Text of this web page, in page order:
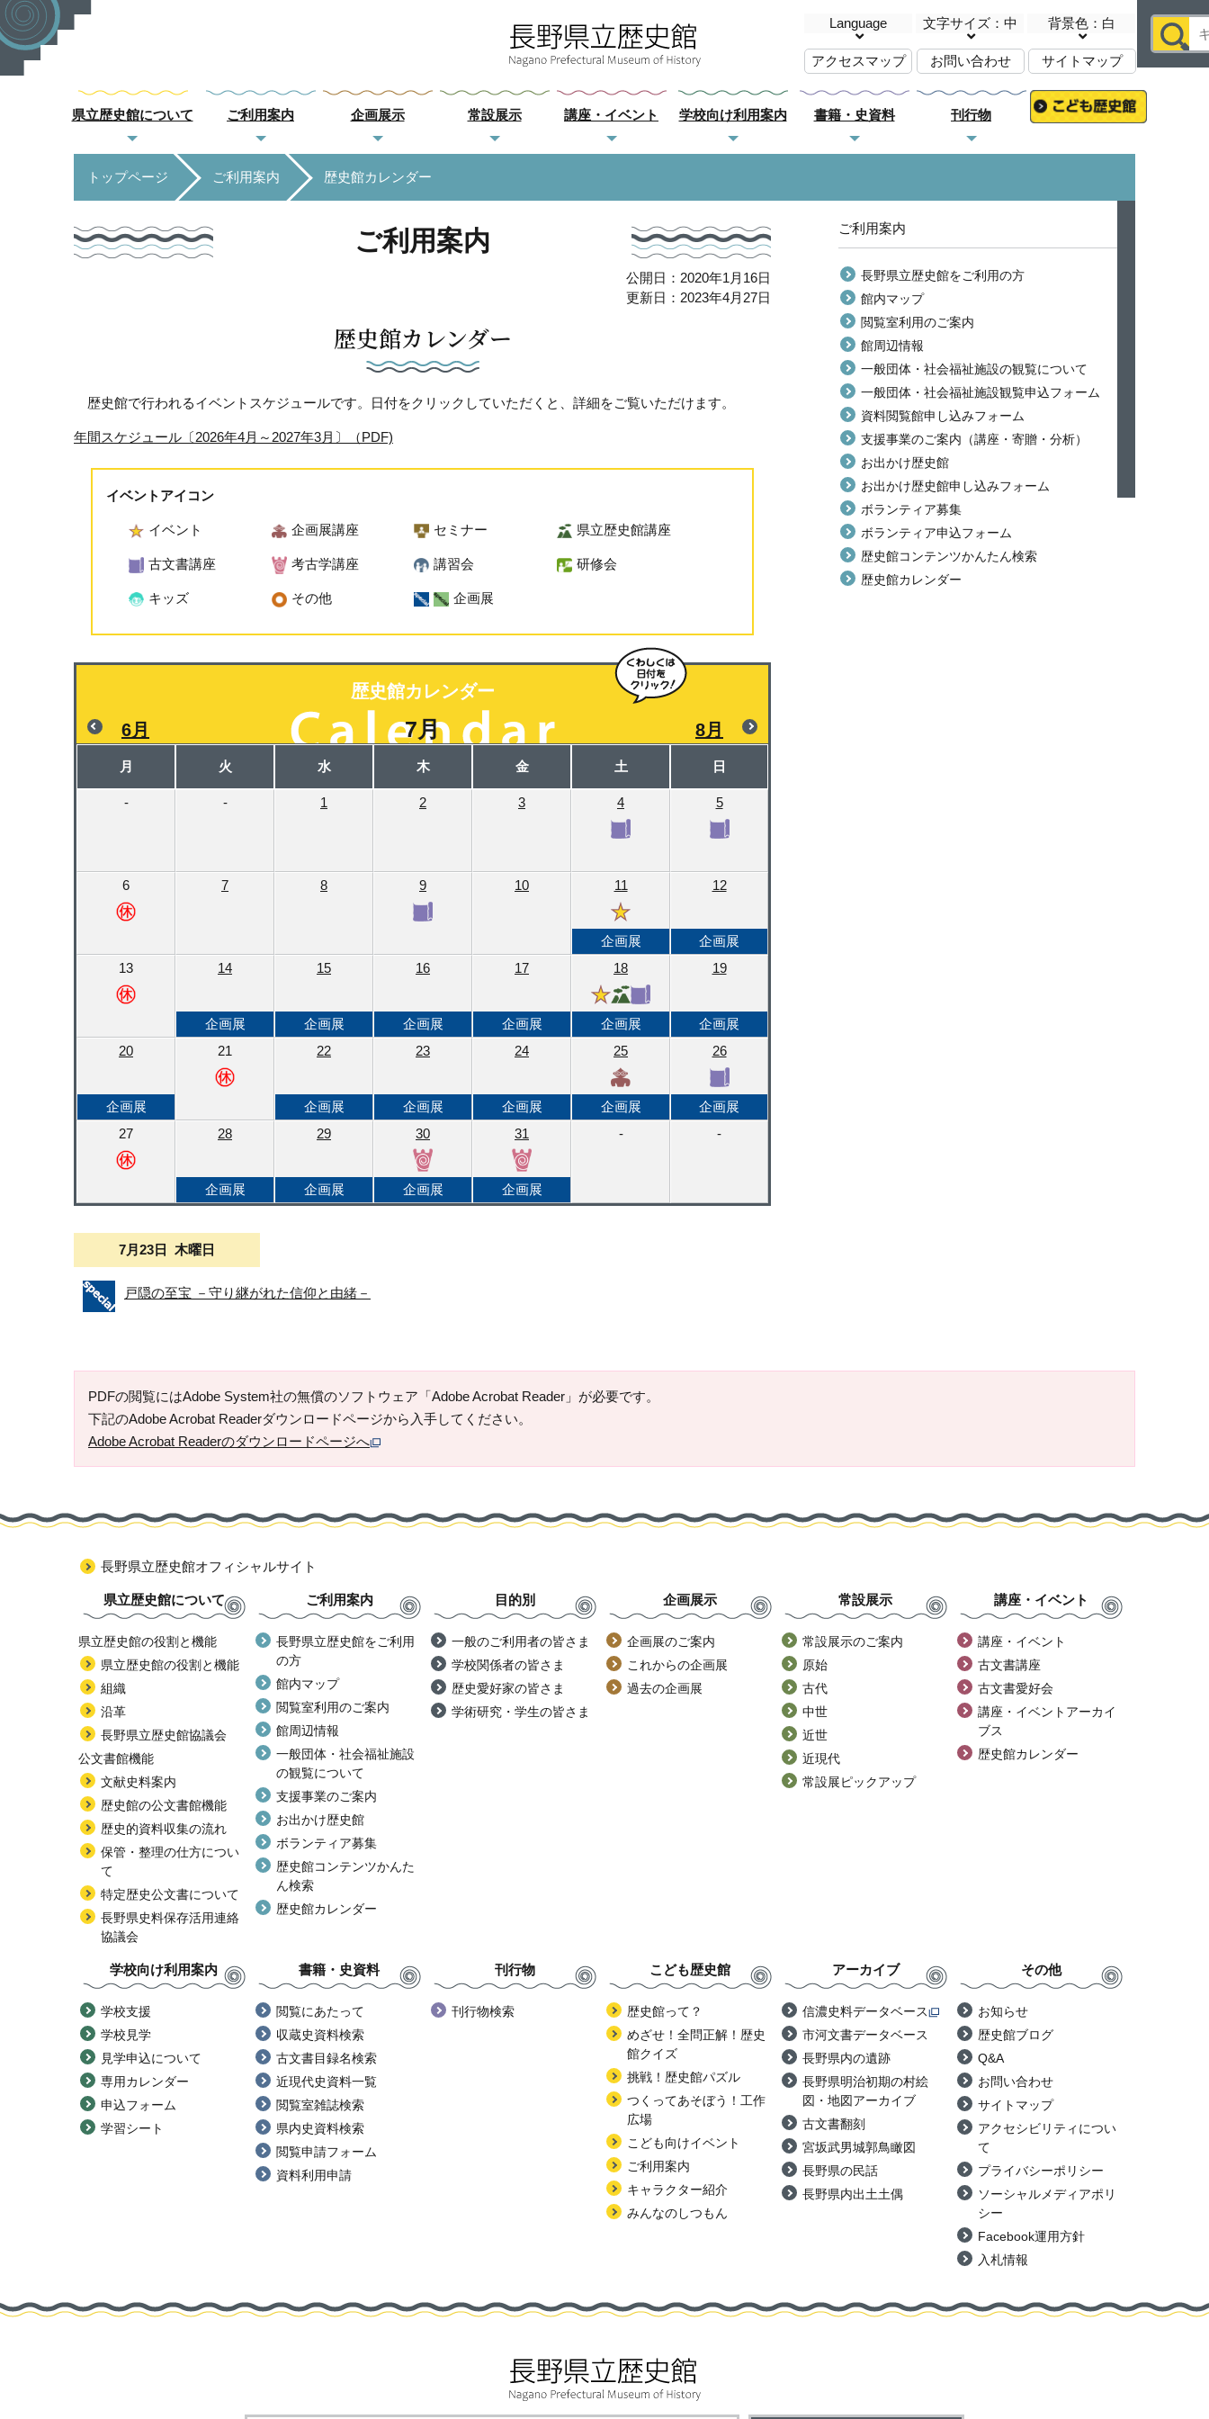
Language 文字サイズ：中 背景色：白
アクセスマップ お問い合わせ サイトマップ
県立歴史館について ご利用案内 企画展示 常設展示 講座・イベント 学校向け利用案内 書籍・史資料 刊行物
トップページ ご利用案内 歴史館カレンダー
ご利用案内
公開日：2020年1月16日
更新日：2023年4月27日
歴史館カレンダー
歴史館で行われるイベントスケジュールです。日付をクリックしていただくと、詳細をご覧いただけます。
年間スケジュール〔2026年4月～2027年3月〕（PDF)
イベントアイコン
イベント 企画展講座 セミナー 県立歴史館講座
古文書講座 考古学講座 講習会 研修会
キッズ その他 企画展
歴史館カレンダー
6月
7月 8月
月 火 水 木 金 土 日
- - 1 2 3 4 5
6 7 8 9 10 11
企画展
12
企画展
13
14
企画展
15
企画展
16
企画展
17
企画展
18
企画展
19
企画展
20
企画展
21 22
企画展
23
企画展
24
企画展
25
企画展
26
企画展
27
28
企画展
29
企画展
30
企画展
31
企画展
- -
7月23日 木曜日
戸隠の至宝 －守り継がれた信仰と由緒－
ご利用案内
長野県立歴史館をご利用の方
館内マップ
閲覧室利用のご案内
館周辺情報
一般団体・社会福祉施設の観覧について
一般団体・社会福祉施設観覧申込フォーム
資料閲覧館申し込みフォーム
支援事業のご案内（講座・寄贈・分析）
お出かけ歴史館
お出かけ歴史館申し込みフォーム
ボランティア募集
ボランティア申込フォーム
歴史館コンテンツかんたん検索
歴史館カレンダー
PDFの閲覧にはAdobe System社の無償のソフトウェア「Adobe Acrobat Reader」が必要です。
下記のAdobe Acrobat Readerダウンロードページから入手してください。
Adobe Acrobat Readerのダウンロードページへ
長野県立歴史館オフィシャルサイト
県立歴史館について
県立歴史館の役割と機能
県立歴史館の役割と機能
組織
沿革
長野県立歴史館協議会
公文書館機能
文献史料案内
歴史館の公文書館機能
歴史的資料収集の流れ
保管・整理の仕方につい
て
特定歴史公文書について
長野県史料保存活用連絡
協議会
ご利用案内
長野県立歴史館をご利用
の方
館内マップ
閲覧室利用のご案内
館周辺情報
一般団体・社会福祉施設
の観覧について
支援事業のご案内
お出かけ歴史館
ボランティア募集
歴史館コンテンツかんた
ん検索
歴史館カレンダー
目的別
一般のご利用者の皆さま
学校関係者の皆さま
歴史愛好家の皆さま
学術研究・学生の皆さま
企画展示
企画展のご案内
これからの企画展
過去の企画展
常設展示
常設展示のご案内
原始
古代
中世
近世
近現代
常設展ピックアップ
講座・イベント
講座・イベント
古文書講座
古文書愛好会
講座・イベントアーカイ
ブス
歴史館カレンダー
学校向け利用案内
学校支援
学校見学
見学申込について
専用カレンダー
申込フォーム
学習シート
書籍・史資料
閲覧にあたって
収蔵史資料検索
古文書目録名検索
近現代史資料一覧
閲覧室雑誌検索
県内史資料検索
閲覧申請フォーム
資料利用申請
刊行物
刊行物検索
こども歴史館
歴史館って？
めざせ！全問正解！歴史
館クイズ
挑戦！歴史館パズル
つくってあそぼう！工作
広場
こども向けイベント
ご利用案内
キャラクター紹介
みんなのしつもん
アーカイブ
信濃史料データベース
市河文書データベース
長野県内の遺跡
長野県明治初期の村絵
図・地図アーカイブ
古文書翻刻
宮坂武男城郭鳥瞰図
長野県の民話
長野県内出土土偶
その他
お知らせ
歴史館ブログ
Q&A
お問い合わせ
サイトマップ
アクセシビリティについ
て
プライバシーポリシー
ソーシャルメディアポリ
シー
Facebook運用方針
入札情報